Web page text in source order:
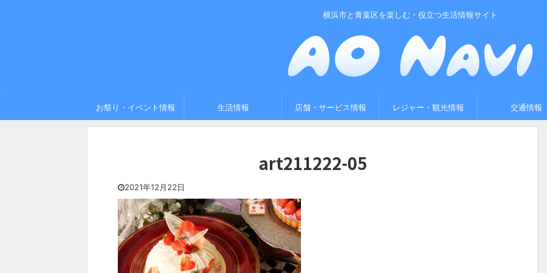
横浜市と青葉区を楽しむ・役立つ生活情報サイト
お祭り・イベント情報 生活情報 店舗・サービス情報 レジャー・観光情報 交通情報
art211222-05
2021年12月22日